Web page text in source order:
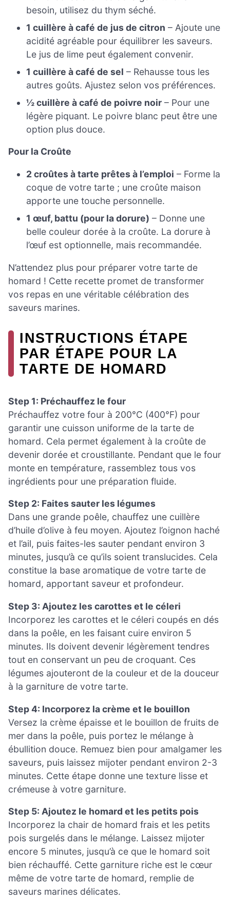
besoin, utilisez du thym séché.
1 cuillère à café de jus de citron – Ajoute une
acidité agréable pour équilibrer les saveurs.
Le jus de lime peut également convenir.
1 cuillère à café de sel – Rehausse tous les
autres goûts. Ajustez selon vos préférences.
½ cuillère à café de poivre noir – Pour une
légère piquant. Le poivre blanc peut être une
option plus douce.
Pour la Croûte
2 croûtes à tarte prêtes à l’emploi – Forme la
coque de votre tarte ; une croûte maison
apporte une touche personnelle.
1 œuf, battu (pour la dorure) – Donne une
belle couleur dorée à la croûte. La dorure à
l’œuf est optionnelle, mais recommandée.
N’attendez plus pour préparer votre tarte de
homard ! Cette recette promet de transformer
vos repas en une véritable célébration des
saveurs marines.
INSTRUCTIONS ÉTAPE
PAR ÉTAPE POUR LA
TARTE DE HOMARD
Step 1: Préchauffez le four
Préchauffez votre four à 200°C (400°F) pour
garantir une cuisson uniforme de la tarte de
homard. Cela permet également à la croûte de
devenir dorée et croustillante. Pendant que le four
monte en température, rassemblez tous vos
ingrédients pour une préparation fluide.
Step 2: Faites sauter les légumes
Dans une grande poêle, chauffez une cuillère
d’huile d’olive à feu moyen. Ajoutez l’oignon haché
et l’ail, puis faites-les sauter pendant environ 3
minutes, jusqu’à ce qu’ils soient translucides. Cela
constitue la base aromatique de votre tarte de
homard, apportant saveur et profondeur.
Step 3: Ajoutez les carottes et le céleri
Incorporez les carottes et le céleri coupés en dés
dans la poêle, en les faisant cuire environ 5
minutes. Ils doivent devenir légèrement tendres
tout en conservant un peu de croquant. Ces
légumes ajouteront de la couleur et de la douceur
à la garniture de votre tarte.
Step 4: Incorporez la crème et le bouillon
Versez la crème épaisse et le bouillon de fruits de
mer dans la poêle, puis portez le mélange à
ébullition douce. Remuez bien pour amalgamer les
saveurs, puis laissez mijoter pendant environ 2-3
minutes. Cette étape donne une texture lisse et
crémeuse à votre garniture.
Step 5: Ajoutez le homard et les petits pois
Incorporez la chair de homard frais et les petits
pois surgelés dans le mélange. Laissez mijoter
encore 5 minutes, jusqu’à ce que le homard soit
bien réchauffé. Cette garniture riche est le cœur
même de votre tarte de homard, remplie de
saveurs marines délicates.